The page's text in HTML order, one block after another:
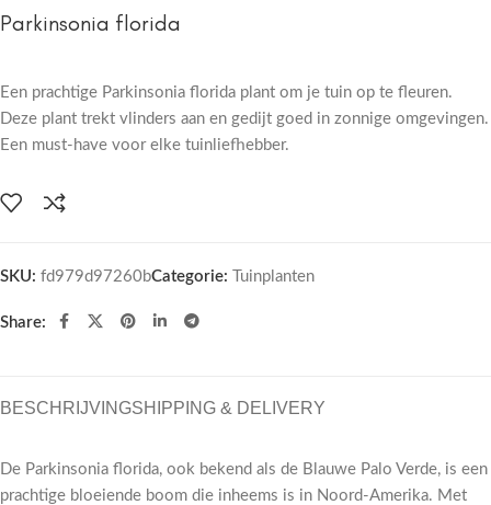
Parkinsonia florida
Een prachtige Parkinsonia florida plant om je tuin op te fleuren.
Deze plant trekt vlinders aan en gedijt goed in zonnige omgevingen.
Een must-have voor elke tuinliefhebber.
SKU: fd979d97260bCategorie: Tuinplanten
Share:
BESCHRIJVINGSHIPPING & DELIVERY
De Parkinsonia florida, ook bekend als de Blauwe Palo Verde, is een
prachtige bloeiende boom die inheems is in Noord-Amerika. Met